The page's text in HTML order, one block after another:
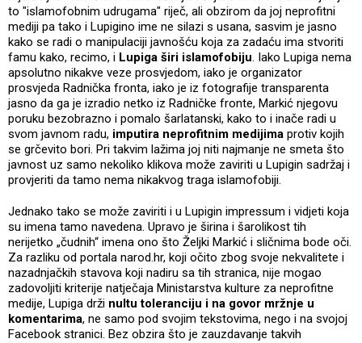
to "islamofobnim udrugama" riječ, ali obzirom da joj neprofitni
mediji pa tako i Lupigino ime ne silazi s usana, sasvim je jasno
kako se radi o manipulaciji javnošću koja za zadaću ima stvoriti
famu kako, recimo, i Lupiga širi islamofobiju. Iako Lupiga nema
apsolutno nikakve veze prosvjedom, iako je organizator
prosvjeda Radnička fronta, iako je iz fotografije transparenta
jasno da ga je izradio netko iz Radničke fronte, Markić njegovu
poruku bezobrazno i pomalo šarlatanski, kako to i inače radi u
svom javnom radu, imputira neprofitnim medijima protiv kojih
se grčevito bori. Pri takvim lažima joj niti najmanje ne smeta što
javnost uz samo nekoliko klikova može zaviriti u Lupigin sadržaj i
provjeriti da tamo nema nikakvog traga islamofobiji.
Jednako tako se može zaviriti i u Lupigin impressum i vidjeti koja
su imena tamo navedena. Upravo je širina i šarolikost tih
nerijetko „čudnih“ imena ono što Željki Markić i sličnima bode oči.
Za razliku od portala narod.hr, koji očito zbog svoje nekvalitete i
nazadnjačkih stavova koji nadiru sa tih stranica, nije mogao
zadovoljiti kriterije natječaja Ministarstva kulture za neprofitne
medije, Lupiga drži nultu toleranciju i na govor mržnje u
komentarima, ne samo pod svojim tekstovima, nego i na svojoj
Facebook stranici. Bez obzira što je zauzdavanje takvih